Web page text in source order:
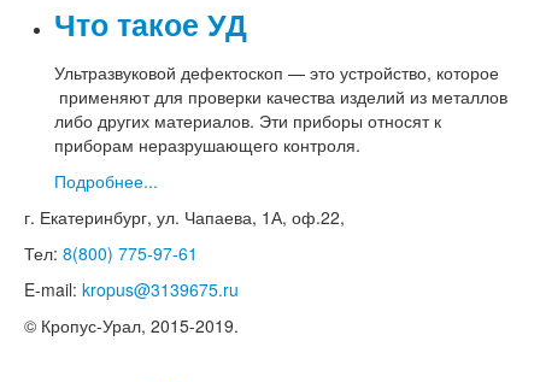
Что такое УД
Ультразвуковой дефектоскоп — это устройство, которое
применяют для проверки качества изделий из металлов
либо других материалов. Эти приборы относят к
приборам неразрушающего контроля.
Подробнее...
г. Екатеринбург, ул. Чапаева, 1А, оф.22,
Тел: 8(800) 775-97-61
E-mail: kropus@3139675.ru
© Кропус-Урал, 2015-2019.